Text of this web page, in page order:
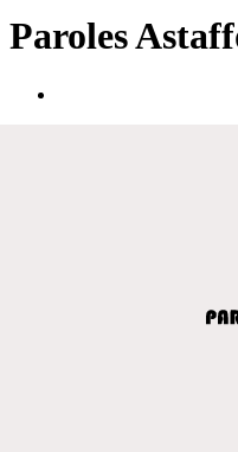
Paroles